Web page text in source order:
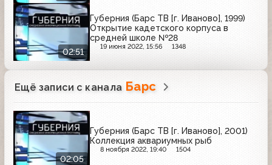
02:51
Губерния (Барс ТВ [г. Иваново], 1999)
Открытие кадетского корпуса в
средней школе №28
19 июня 2022, 15:56 1348
Ещё записи с канала Барс
02:05
Губерния (Барс ТВ [г. Иваново], 2001)
Коллекция аквариумных рыб
8 ноября 2022, 19:40 1504